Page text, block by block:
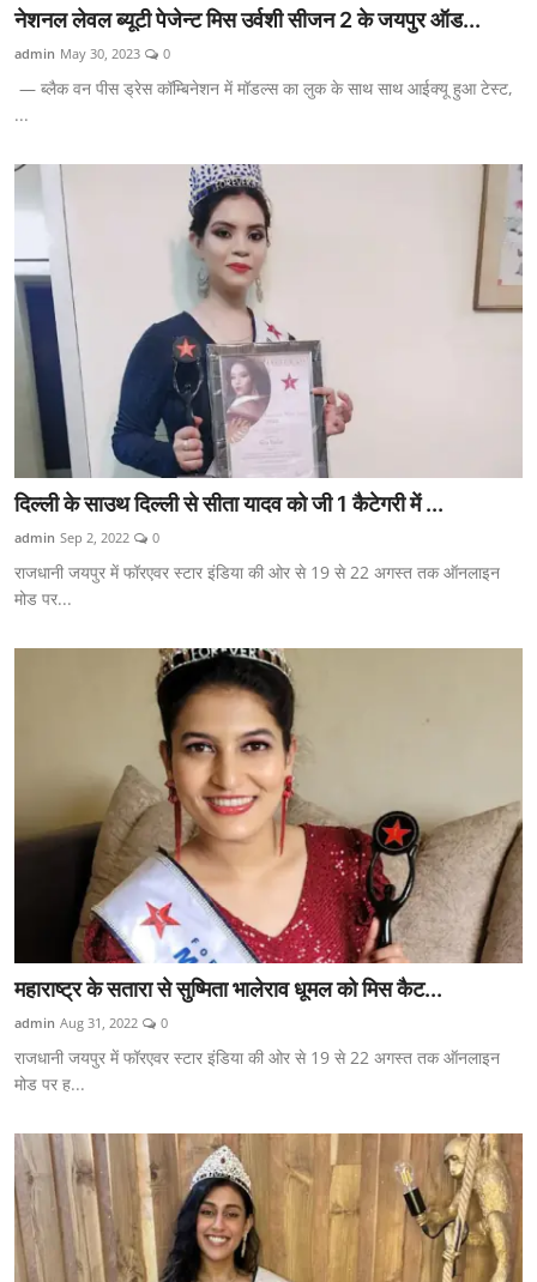
नेशनल लेवल ब्यूटी पेजेन्ट मिस उर्वशी सीजन 2 के जयपुर ऑड...
admin May 30, 2023 0
— ब्लैक वन पीस ड्रेस कॉम्बिनेशन में मॉडल्स का लुक के साथ साथ आईक्यू हुआ टेस्ट,
...
दिल्ली के साउथ दिल्ली से सीता यादव को जी 1 कैटेगरी में ...
admin Sep 2, 2022 0
राजधानी जयपुर में फॉरएवर स्टार इंडिया की ओर से 19 से 22 अगस्त तक ऑनलाइन
मोड पर...
महाराष्ट्र के सतारा से सुष्मिता भालेराव धूमल को मिस कैट...
admin Aug 31, 2022 0
राजधानी जयपुर में फॉरएवर स्टार इंडिया की ओर से 19 से 22 अगस्त तक ऑनलाइन
मोड पर ह...